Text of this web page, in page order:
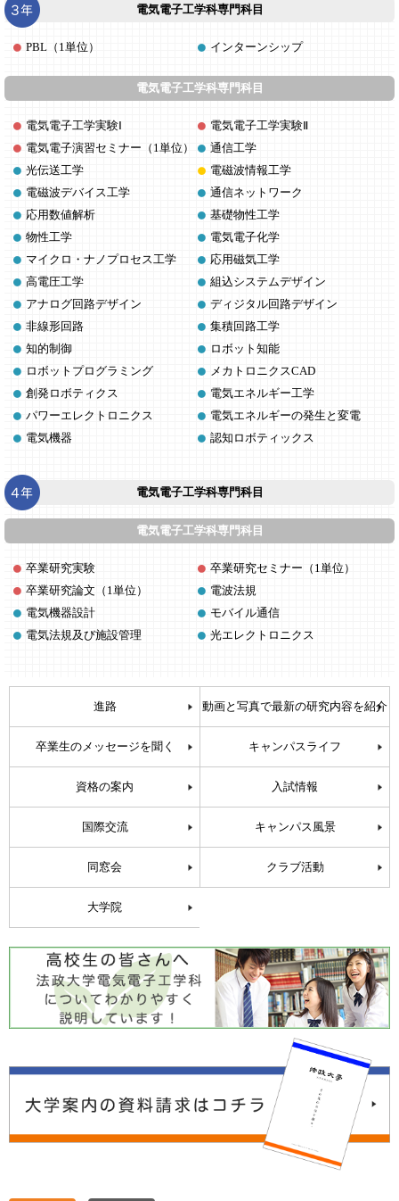
電気電子工学科専門科目
PBL（1単位） インターンシップ
電気電子工学科専門科目
電気電子工学実験Ⅰ
電気電子工学実験Ⅱ
電気電子演習セミナー（1単位）
通信工学
光伝送工学
電磁波情報工学
電磁波デバイス工学
通信ネットワーク
応用数値解析
基礎物性工学
物性工学
電気電子化学
マイクロ・ナノプロセス工学
応用磁気工学
高電圧工学
組込システムデザイン
アナログ回路デザイン
ディジタル回路デザイン
非線形回路
集積回路工学
知的制御
ロボット知能
ロボットプログラミング
メカトロニクスCAD
創発ロボティクス
電気エネルギー工学
パワーエレクトロニクス
電気エネルギーの発生と変電
電気機器
認知ロボティックス
電気電子工学科専門科目
電気電子工学科専門科目
卒業研究実験
卒業研究セミナー（1単位）
卒業研究論文（1単位）
電波法規
電気機器設計
モバイル通信
電気法規及び施設管理
光エレクトロニクス
進路 動画と写真で最新の研究内容を紹介
卒業生のメッセージを聞く キャンパスライフ
資格の案内 入試情報
国際交流 キャンパス風景
同窓会 クラブ活動
大学院